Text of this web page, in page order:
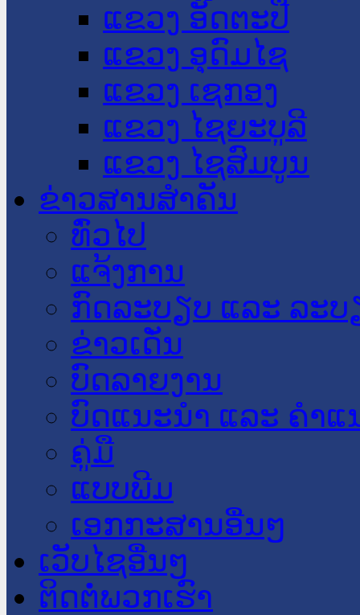
ແຂວງ ອັດຕະປື
ແຂວງ ອຸດົມໄຊ
ແຂວງ ເຊກອງ
ແຂວງ ໄຊຍະບູລີ
ແຂວງ ໄຊສົມບູນ
ຂ່າວສານສໍາຄັນ
​ທົ່ວ​ໄປ
ແຈ້ງການ
ກົດລະບຽບ ແລະ ລະບ
ຂ່າວເດັ່ນ
ບົດລາຍງານ
ບົດແນະນໍາ ແລະ ຄໍາແ
ຄູ່ມື
ແບບພີມ
ເອກກະສານອື່ນໆ
ເວັບໄຊອື່ນໆ
ຕິດຕໍ່ພວກເຮົາ